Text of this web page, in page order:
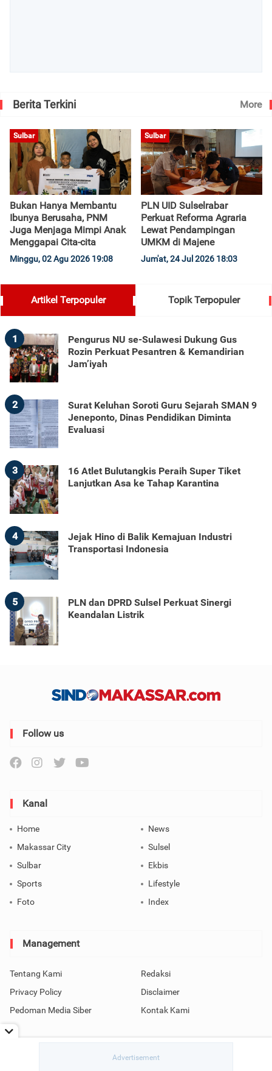
Berita Terkini More
Sulbar
Bukan Hanya Membantu
Ibunya Berusaha, PNM
Juga Menjaga Mimpi Anak
Menggapai Cita-cita
Minggu, 02 Agu 2026 19:08
Sulbar
PLN UID Sulselrabar
Perkuat Reforma Agraria
Lewat Pendampingan
UMKM di Majene
Jum'at, 24 Jul 2026 18:03
Artikel Terpopuler Topik Terpopuler
1
Pengurus NU se-Sulawesi Dukung Gus
Rozin Perkuat Pesantren & Kemandirian
Jam’iyah
2
Surat Keluhan Soroti Guru Sejarah SMAN 9
Jeneponto, Dinas Pendidikan Diminta
Evaluasi
3
16 Atlet Bulutangkis Peraih Super Tiket
Lanjutkan Asa ke Tahap Karantina
4
Jejak Hino di Balik Kemajuan Industri
Transportasi Indonesia
5
PLN dan DPRD Sulsel Perkuat Sinergi
Keandalan Listrik
Follow us
Kanal
Home
News
Makassar City
Sulsel
Sulbar
Ekbis
Sports
Lifestyle
Foto
Index
Management
Tentang Kami
Redaksi
Privacy Policy
Disclaimer
Pedoman Media Siber
Kontak Kami
Copyright © 2026 SindoMakassar All Rights Reserved.